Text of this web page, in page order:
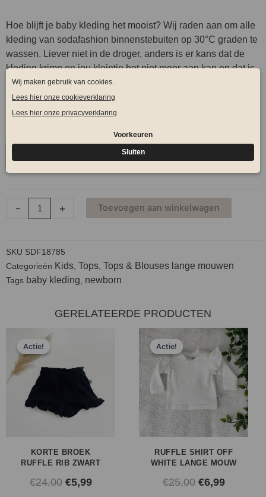
Hoe blijft je baby kleding het mooist? Wij raden aan om alle
kleding van sodafashion binnenstebuiten op 30°C graden te
wassen. Liever niet in de droger, anders is er kans dat de
kleding krimp en jou kleintje het niet meer aan kan en dat is
natuurlijk zonde.
50-56
-
aantal
+ Toevoegen aan winkelwagen
SKU SDF18785
Categorieën Kids Tops Tops & Blouses lange mouwen
Tags baby kleding newborn
GERELATEERDE PRODUCTEN
Actie!
Actie!
KORTE BROEK
RUFFLE RIB ZWART
€24,00
Oorspronkelijke
was:
€24,00.
€5,99
€5,99.
Actie!
Actie!
RUFFLE SHIRT OFF
WHITE LANGE MOUW
€25,00
prijs
was:
€25,00.
€6,99
Huidige
prijs
is:
€6,99.